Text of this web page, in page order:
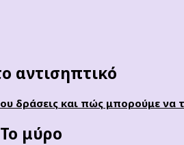
αντισηπτικό
του δράσεις και πώς μπορούμε
Το μύρο